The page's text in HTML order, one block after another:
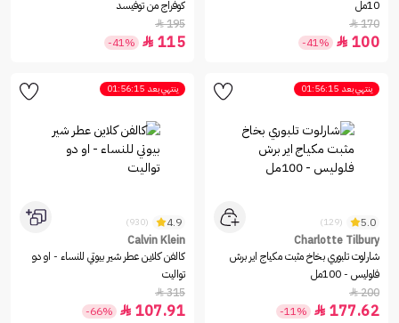
10مل
170

100

-41%
كوفراج من توفيسد
195

115

-41%
ينتهي بعد 01:56:15
5.0
(129)
Charlotte Tilbury
شارلوت تلبوري بخاخ مثبت مكياج اير برش
فلوليس - 100مل
200

177.62

-11%
ينتهي بعد 01:56:15
4.9
(930)
Calvin Klein
كالفن كلاين عطر شير بيوتي للنساء - او دو
تواليت
315

107.91

-66%